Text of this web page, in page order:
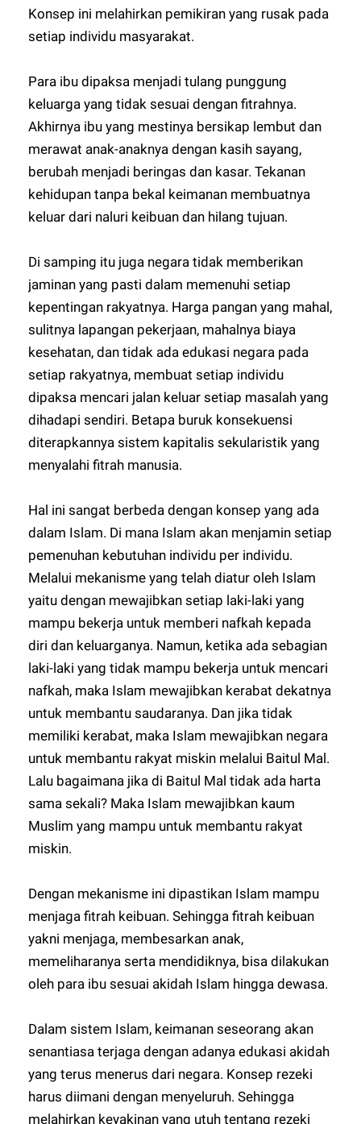
Konsep ini melahirkan pemikiran yang rusak pada
setiap individu masyarakat.
Para ibu dipaksa menjadi tulang punggung
keluarga yang tidak sesuai dengan fitrahnya.
Akhirnya ibu yang mestinya bersikap lembut dan
merawat anak-anaknya dengan kasih sayang,
berubah menjadi beringas dan kasar. Tekanan
kehidupan tanpa bekal keimanan membuatnya
keluar dari naluri keibuan dan hilang tujuan.
Di samping itu juga negara tidak memberikan
jaminan yang pasti dalam memenuhi setiap
kepentingan rakyatnya. Harga pangan yang mahal,
sulitnya lapangan pekerjaan, mahalnya biaya
kesehatan, dan tidak ada edukasi negara pada
setiap rakyatnya, membuat setiap individu
dipaksa mencari jalan keluar setiap masalah yang
dihadapi sendiri. Betapa buruk konsekuensi
diterapkannya sistem kapitalis sekularistik yang
menyalahi fitrah manusia.
Hal ini sangat berbeda dengan konsep yang ada
dalam Islam. Di mana Islam akan menjamin setiap
pemenuhan kebutuhan individu per individu.
Melalui mekanisme yang telah diatur oleh Islam
yaitu dengan mewajibkan setiap laki-laki yang
mampu bekerja untuk memberi nafkah kepada
diri dan keluarganya. Namun, ketika ada sebagian
laki-laki yang tidak mampu bekerja untuk mencari
nafkah, maka Islam mewajibkan kerabat dekatnya
untuk membantu saudaranya. Dan jika tidak
memiliki kerabat, maka Islam mewajibkan negara
untuk membantu rakyat miskin melalui Baitul Mal.
Lalu bagaimana jika di Baitul Mal tidak ada harta
sama sekali? Maka Islam mewajibkan kaum
Muslim yang mampu untuk membantu rakyat
miskin.
Dengan mekanisme ini dipastikan Islam mampu
menjaga fitrah keibuan. Sehingga fitrah keibuan
yakni menjaga, membesarkan anak,
memeliharanya serta mendidiknya, bisa dilakukan
oleh para ibu sesuai akidah Islam hingga dewasa.
Dalam sistem Islam, keimanan seseorang akan
senantiasa terjaga dengan adanya edukasi akidah
yang terus menerus dari negara. Konsep rezeki
harus diimani dengan menyeluruh. Sehingga
melahirkan keyakinan yang utuh tentang rezeki